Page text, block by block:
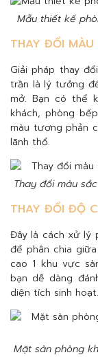
Mẫu thiết kế
THAY ĐỔI MÀU
Giải pháp thay
trần là lý tưởng
mở. Bạn có thể
khách, phòng
màu tương phản
lãnh thổ.
Thay đổi màu
THAY ĐỔI ĐỘ
Đây là cách xử lý
để phân chia
cao 1 khu vực
bạn dễ dàng
diện tích sinh hoạt.
Mặt sàn phòng